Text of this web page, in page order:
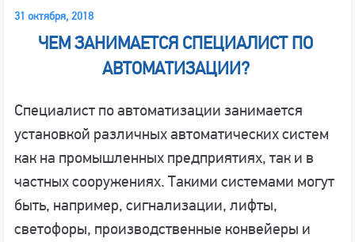
31 октября, 2018
ЧЕМ ЗАНИМАЕТСЯ СПЕЦИАЛИСТ ПО
АВТОМАТИЗАЦИИ?
Специалист по автоматизации занимается
установкой различных автоматических систем
как на промышленных предприятиях, так и в
частных сооружениях. Такими системами могут
быть, например, сигнализации, лифты,
светофоры, производственные конвейеры и